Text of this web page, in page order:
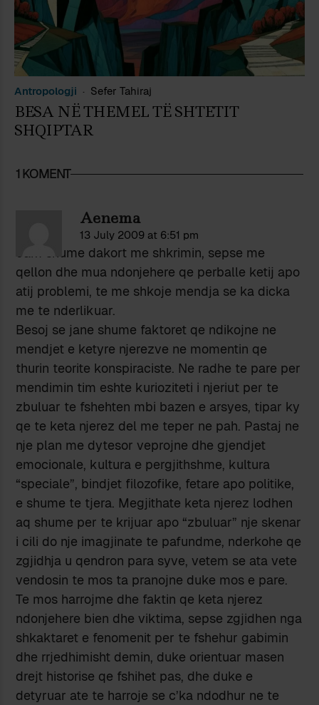
Antropologji Sefer Tahiraj
BESA NË THEMEL TË SHTETIT
SHQIPTAR
1 KOMENT
Aenema
13 July 2009 at 6:51 pm
Jam shume dakort me shkrimin, sepse me
qellon dhe mua ndonjehere qe perballe ketij apo
atij problemi, te me shkoje mendja se ka dicka
me te nderlikuar.
Besoj se jane shume faktoret qe ndikojne ne
mendjet e ketyre njerezve ne momentin qe
thurin teorite konspiraciste. Ne radhe te pare per
mendimin tim eshte kurioziteti i njeriut per te
zbuluar te fshehten mbi bazen e arsyes, tipar ky
qe te keta njerez del me teper ne pah. Pastaj ne
nje plan me dytesor veprojne dhe gjendjet
emocionale, kultura e pergjithshme, kultura
“speciale”, bindjet filozofike, fetare apo politike,
e shume te tjera. Megjithate keta njerez lodhen
aq shume per te krijuar apo “zbuluar” nje skenar
i cili do nje imagjinate te pafundme, nderkohe qe
zgjidhja u qendron para syve, vetem se ata vete
vendosin te mos ta pranojne duke mos e pare.
Te mos harrojme dhe faktin qe keta njerez
ndonjehere bien dhe viktima, sepse zgjidhen nga
shkaktaret e fenomenit per te fshehur gabimin
dhe rrjedhimisht demin, duke orientuar masen
drejt historise qe fshihet pas, dhe duke e
detyruar ate te harroje se c’ka ndodhur ne te